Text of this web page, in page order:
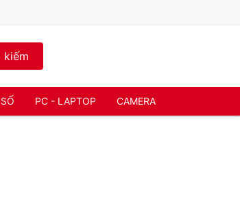
kiếm
PC - LAPTOP CAMERA